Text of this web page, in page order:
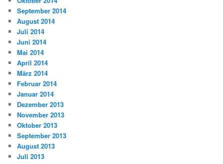
September 2014
August 2014
Juli 2014
Juni 2014
Mai 2014
April 2014
März 2014
Februar 2014
Januar 2014
Dezember 2013
November 2013
Oktober 2013
September 2013
August 2013
Juli 2013